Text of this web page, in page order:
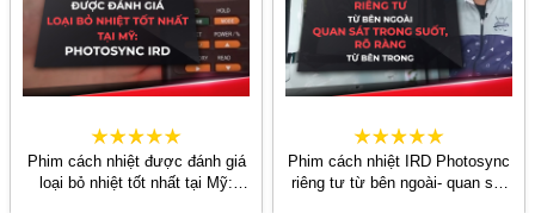
Phim cách nhiệt được đánh giá
loại bỏ nhiệt tốt nhất tại Mỹ:
Phim cách nhiệt IRD Photosync
riêng tư từ bên ngoài- quan sát